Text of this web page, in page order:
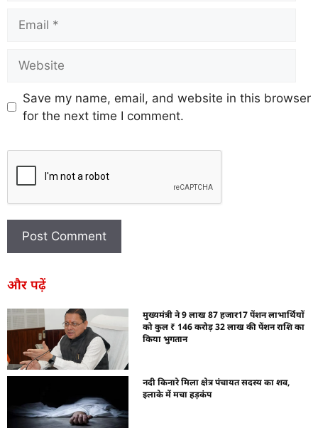
Save my name, email, and website in this browser
for the next time I comment.
और पढ़ें
मुख्यमंत्री ने 9 लाख 87 हजार17 पेंशन लाभार्थियों
को कुल ₹ 146 करोड़ 32 लाख की पेंशन राशि का
किया भुगतान
नदी किनारे मिला क्षेत्र पंचायत सदस्य का शव,
इलाके में मचा हड़कंप